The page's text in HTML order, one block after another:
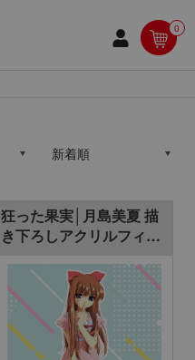
0
狂った果実│月島美夏 描
き下ろしアクリルフィギ